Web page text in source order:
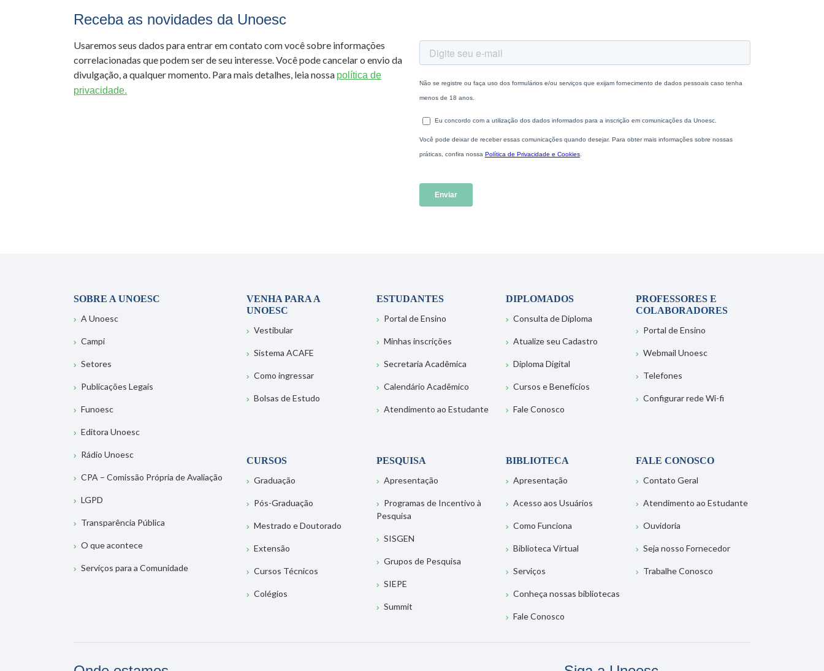
Receba as novidades da Unoesc
Usaremos seus dados para entrar em contato com você sobre informações
correlacionadas que podem ser de seu interesse. Você pode cancelar o envio da
divulgação, a qualquer momento. Para mais detalhes, leia nossa política de
privacidade.
SOBRE A UNOESC
A Unoesc
Campi
Setores
Publicações Legais
Funoesc
Editora Unoesc
Rádio Unoesc
CPA – Comissão Própria de Avaliação
LGPD
Transparência Pública
O que acontece
Serviços para a Comunidade
VENHA PARA A
UNOESC
Vestibular
Sistema ACAFE
Como ingressar
Bolsas de Estudo
ESTUDANTES
Portal de Ensino
Minhas inscrições
Secretaria Acadêmica
Calendário Acadêmico
Atendimento ao Estudante
DIPLOMADOS
Consulta de Diploma
Atualize seu Cadastro
Diploma Digital
Cursos e Benefícios
Fale Conosco
PROFESSORES E
COLABORADORES
Portal de Ensino
Webmail Unoesc
Telefones
Configurar rede Wi-fi
CURSOS
Graduação
Pós-Graduação
Mestrado e Doutorado
Extensão
Cursos Técnicos
Colégios
PESQUISA
Apresentação
Programas de Incentivo à
Pesquisa
SISGEN
Grupos de Pesquisa
SIEPE
Summit
BIBLIOTECA
Apresentação
Acesso aos Usuários
Como Funciona
Biblioteca Virtual
Serviços
Conheça nossas bibliotecas
Fale Conosco
FALE CONOSCO
Contato Geral
Atendimento ao Estudante
Ouvidoria
Seja nosso Fornecedor
Trabalhe Conosco